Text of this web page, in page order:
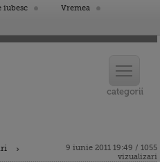
iubesc
Vremea
9 iunie 2011 19:49 / 1055
vizualizari